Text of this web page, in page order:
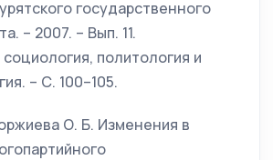
государственного
– 2007. – Вып. 11.
политология и
– С. 100–105.
О. Б. Изменения в